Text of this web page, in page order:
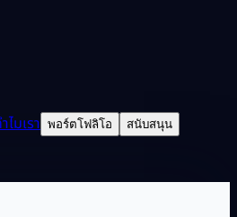
ไมเรา พอร์ตโฟลิโอ
สนับสนุน